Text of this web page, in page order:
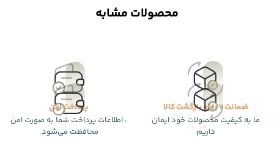
محصولات مشابه
ضمانت 7 روزه بازگشت کالا
ما به کیفیت محصولات خود ایمان
داریم
پرداخت امن
، اطلاعات پرداخت شما به صورت امن
محافظت می‌شود.